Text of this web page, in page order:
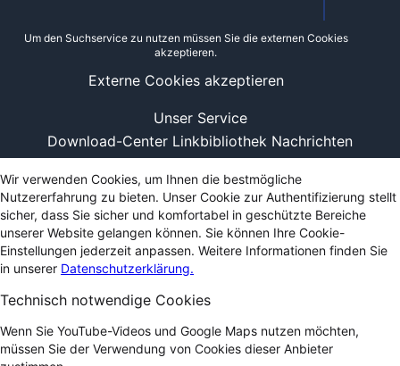
Unser Service
Download-Center Linkbibliothek Nachrichten
Um den Suchservice zu nutzen müssen Sie die externen Cookies
akzeptieren.
Externe Cookies akzeptieren
Wir verwenden Cookies, um Ihnen die bestmögliche
Nutzererfahrung zu bieten. Unser Cookie zur Authentifizierung stellt
sicher, dass Sie sicher und komfortabel in geschützte Bereiche
unserer Website gelangen können. Sie können Ihre Cookie-
Einstellungen jederzeit anpassen. Weitere Informationen finden Sie
in unserer Datenschutzerklärung.
Technisch notwendige Cookies
Wenn Sie YouTube-Videos und Google Maps nutzen möchten,
müssen Sie der Verwendung von Cookies dieser Anbieter